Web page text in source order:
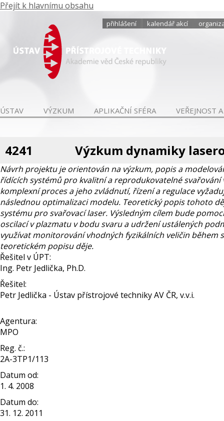
Přejít k hlavnímu obsahu
přihlášení kalendář akcí
ÚSTAV VÝZKUM APLIKAČNÍ SFÉRA VEŘEJNOST
4241 Výzkum dynamiky
Návrh projektu je orientován na výzkum, popis a
řídících systémů pro kvalitní a reprodukovatelné svařování
komplexní proces a jeho zvládnutí, řízení a regulace
následnou optimalizaci modelu. Teoretický popis tohoto
systému pro svařovací laser. Výsledným cílem bude
oscilací v plazmatu v bodu svaru a udržení ustálených
využívat monitorování vhodných fyzikálních veličin
teoretickém popisu děje.
Řešitel v ÚPT:
Ing. Petr Jedlička, Ph.D.
Řešitel:
Petr Jedlička - Ústav přístrojové techniky AV ČR, v.v.i.
Agentura:
MPO
Reg. č.:
2A-3TP1/113
Datum od:
1. 4. 2008
Datum do:
31. 12. 2011